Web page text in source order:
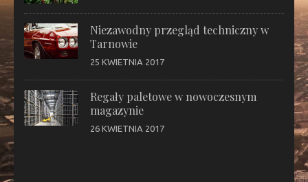
Niezawodny przegląd techniczny w
Tarnowie
25 KWIETNIA 2017
Regały paletowe w nowoczesnym
magazynie
26 KWIETNIA 2017